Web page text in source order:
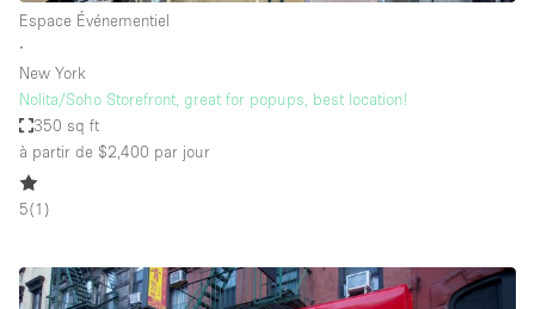
Espace Événementiel
∙
New York
Nolita/Soho Storefront, great for popups, best location!
350 sq ft
à partir de $2,400 par jour
5(1 )